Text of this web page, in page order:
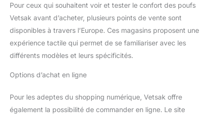
Pour ceux qui souhaitent voir et tester le confort des poufs
Vetsak avant d’acheter, plusieurs points de vente sont
disponibles à travers l’Europe. Ces magasins proposent une
expérience tactile qui permet de se familiariser avec les
différents modèles et leurs spécificités.
Options d’achat en ligne
Pour les adeptes du shopping numérique, Vetsak offre
également la possibilité de commander en ligne. Le site